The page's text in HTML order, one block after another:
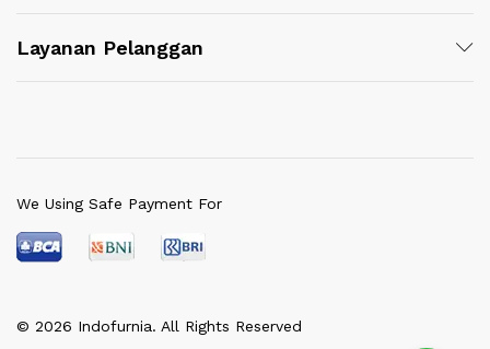
Layanan Pelanggan
© 2026 Indofurnia. All Rights Reserved
We Using Safe Payment For